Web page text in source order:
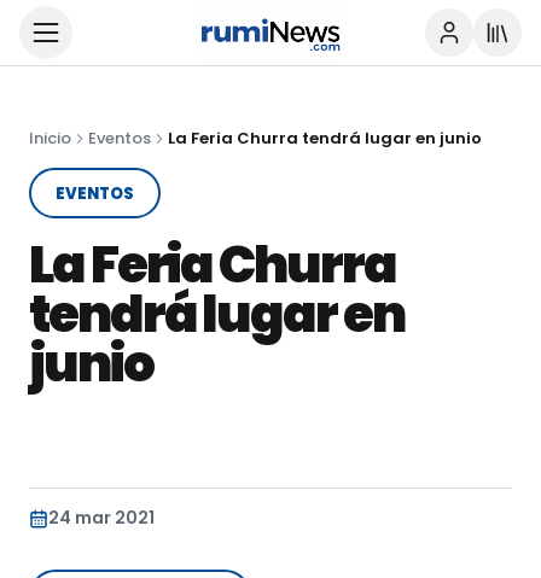
Inicio Eventos La Feria Churra tendrá lugar en junio
EVENTOS
La Feria Churra
tendrá lugar en
junio
24 mar 2021